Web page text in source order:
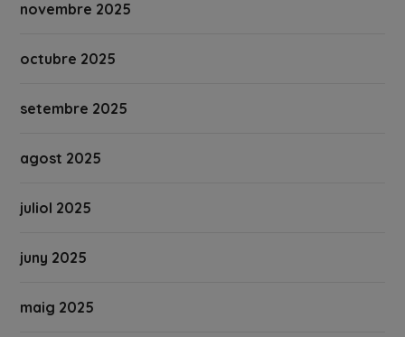
novembre 2025
octubre 2025
setembre 2025
agost 2025
juliol 2025
juny 2025
maig 2025